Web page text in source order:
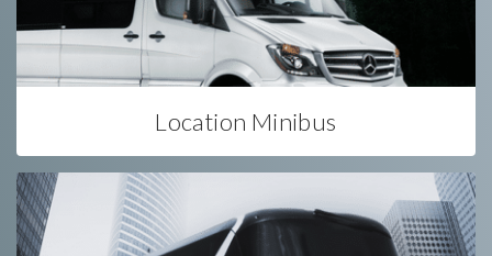
Location Minibus